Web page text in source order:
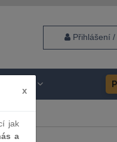
Přihlášení
x
jak
a